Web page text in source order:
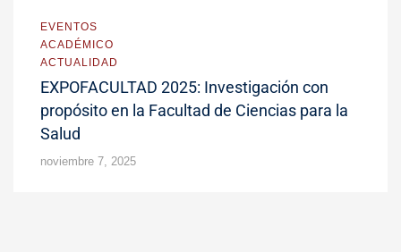
EVENTOS
ACADÉMICO
ACTUALIDAD
EXPOFACULTAD 2025: Investigación con
propósito en la Facultad de Ciencias para la
Salud
noviembre 7, 2025